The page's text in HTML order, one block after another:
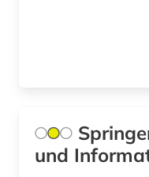
pflanzen (1)
pharmazie (11)
und